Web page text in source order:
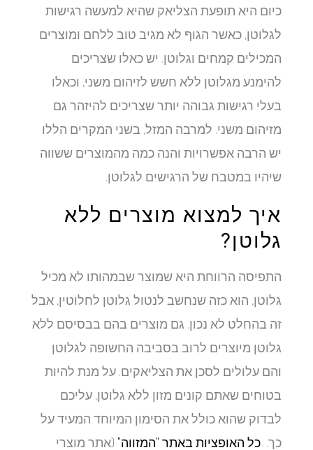
כיום היא תופעת הצליאק שהיא למעשה רגישות
לגלוטן, כאשר הגוף לא מגיב טוב ללחם ומוצרים
המכילים קמחים וגלוטן. יש כאלו שצריכים
להימנע מגלוטן ללא חשש לזיהום משני, וכאלו
בעלי רגישות גבוהה יותר שצריכים להיזהר גם
מזיהום משני. למרבה המזל, בשני המקרים הללו
יש הרבה אפשרויות והנה כמה מהמוצרים ששווה
שיהיו במטבח של הרגישים לגלוטן.
איך למצוא מוצרים ללא
גלוטן?
התפיסה הרווחת היא שמוצר שבמהותו לא מכיל
גלוטן, הוא כזה שנחשב לנטול גלוטן לחלוטין, אבל
זה בהחלט לא נכון. גם מוצרים בהם בבסיסם ללא
גלוטן מיוצרים לרוב בסביבה החשופה לגלוטן
והם עלולים לסכן את הצליאקים. על מנת להיות
בטוחים שאתם קונים מזון ללא גלוטן, עליכם
לבדוק שהוא כולל את הסימון המיוחד המעיד על
כך. כל האופציות באתר "המזווה" (אתר מוצרי